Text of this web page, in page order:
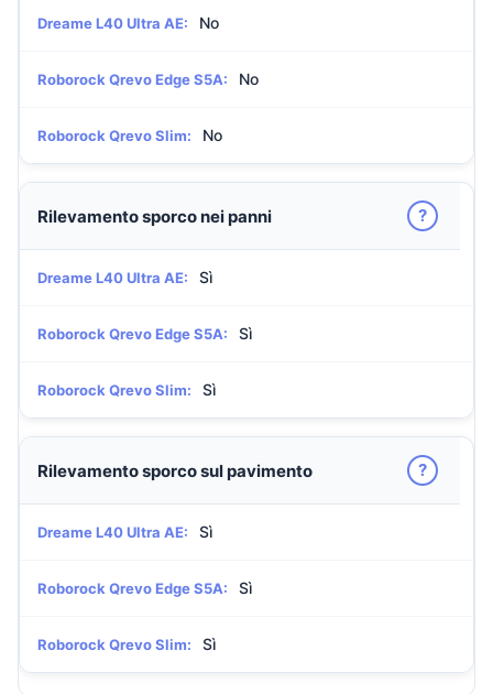
Dreame L40 Ultra AE: No
Roborock Qrevo Edge S5A: No
Roborock Qrevo Slim: No
Rilevamento sporco nei panni ?
Dreame L40 Ultra AE: Sì
Roborock Qrevo Edge S5A: Sì
Roborock Qrevo Slim: Sì
Rilevamento sporco sul pavimento ?
Dreame L40 Ultra AE: Sì
Roborock Qrevo Edge S5A: Sì
Roborock Qrevo Slim: Sì